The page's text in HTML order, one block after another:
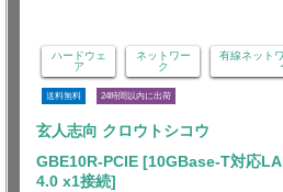
ハードウェ
ア
ネットワー
ク
有線ネット
送料無料 24時間以内に出荷
玄人志向 クロウトシコウ
GBE10R-PCIE [10GBase-T対応
4.0 x1接続]